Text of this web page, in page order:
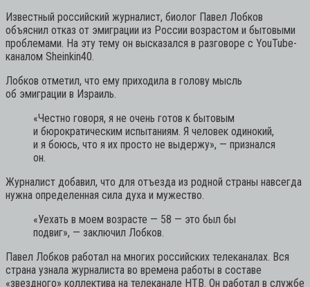
Известный российский журналист, биолог Павел Лобков
объяснил отказ от эмиграции из России возрастом и бытовыми
проблемами. На эту тему он высказался в разговоре с YouTube-
каналом Sheinkin40.
Лобков отметил, что ему приходила в голову мысль
об эмиграции в Израиль.
«Честно говоря, я не очень готов к бытовым
и бюрократическим испытаниям. Я человек одинокий,
и я боюсь, что я их просто не выдержу», — признался
он.
Журналист добавил, что для отъезда из родной страны навсегда
нужна определенная сила духа и мужество.
«Уехать в моем возрасте — 58 — это был бы
подвиг», — заключил Лобков.
Павел Лобков работал на многих российских телеканалах. Вся
страна узнала журналиста во времена работы в составе
«звездного» коллектива на телеканале НТВ. Он работал в службе